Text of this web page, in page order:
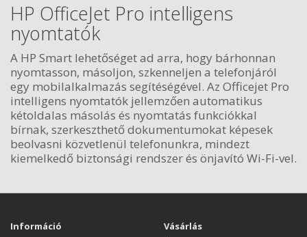
HP OfficeJet Pro intelligens
nyomtatók
A HP Smart lehetőséget ad arra, hogy bárhonnan
nyomtasson, másoljon, szkenneljen a telefonjáról
egy mobilalkalmazás segítéségével. Az Officejet Pro
intelligens nyomtatók jellemzően automatikus
kétoldalas másolás és nyomtatás funkciókkal
bírnak, szerkeszthető dokumentumokat képesek
beolvasni közvetlenül telefonunkra, mindezt
kiemelkedő biztonsági rendszer és önjavító Wi-Fi-vel.
Információ Vásárlás